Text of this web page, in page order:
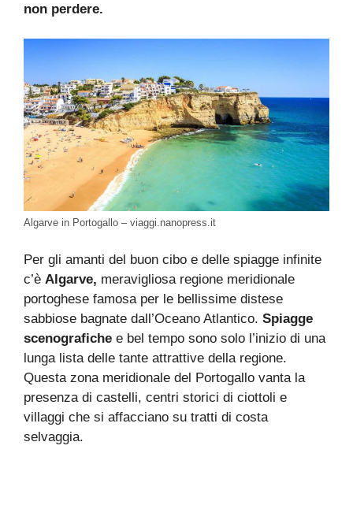
non perdere.
Algarve in Portogallo – viaggi.nanopress.it
Per gli amanti del buon cibo e delle spiagge infinite
c’è Algarve, meravigliosa regione meridionale
portoghese famosa per le bellissime distese
sabbiose bagnate dall’Oceano Atlantico. Spiagge
scenografiche e bel tempo sono solo l’inizio di una
lunga lista delle tante attrattive della regione.
Questa zona meridionale del Portogallo vanta la
presenza di castelli, centri storici di ciottoli e
villaggi che si affacciano su tratti di costa
selvaggia.